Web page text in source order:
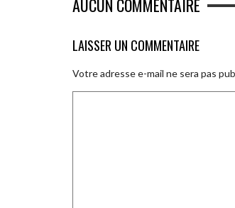
AUCUN COMMENTAIRE
LAISSER UN COMMENTAIRE
Votre adresse e-mail ne sera pas